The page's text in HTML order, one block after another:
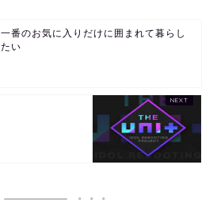
一番のお気に入りだけに囲まれて暮らし
たい